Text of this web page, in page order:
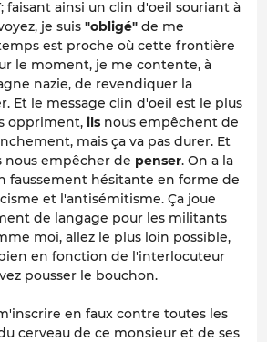
faisant ainsi un clin d'oeil souriant à
je suis "obligé" de me
est proche où cette frontière
le moment, je me contente, à
nazie, de revendiquer la
Et le message clin d'oeil est le plus
oppriment, ils nous empêchent de
mais ça va pas durer. Et
nous empêcher de penser. On a la
faussement hésitante en forme de
et l'antisémitisme. Ça joue
de langage pour les militants
moi, allez le plus loin possible,
en fonction de l'interlocuteur
pousser le bouchon.
en faux contre toutes les
cerveau de ce monsieur et de ses